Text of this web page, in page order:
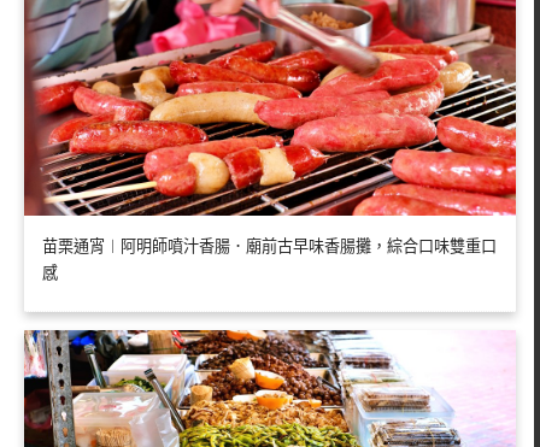
苗栗通宵︱阿明師噴汁香腸．廟前古早味香腸攤，綜合口味雙重口
感